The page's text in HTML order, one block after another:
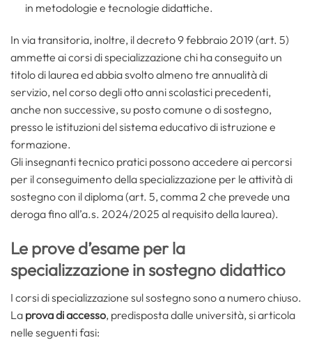
in metodologie e tecnologie didattiche.
In via transitoria, inoltre, il decreto 9 febbraio 2019 (art. 5)
ammette ai corsi di specializzazione chi ha conseguito un
titolo di laurea ed abbia svolto almeno tre annualità di
servizio, nel corso degli otto anni scolastici precedenti,
anche non successive, su posto comune o di sostegno,
presso le istituzioni del sistema educativo di istruzione e
formazione.
Gli insegnanti tecnico pratici possono accedere ai percorsi
per il conseguimento della specializzazione per le attività di
sostegno con il diploma (art. 5, comma 2 che prevede una
deroga fino all’a.s. 2024/2025 al requisito della laurea).
Le prove d’esame per la
specializzazione in sostegno didattico
I corsi di specializzazione sul sostegno sono a numero chiuso.
La prova di accesso, predisposta dalle università, si articola
nelle seguenti fasi: